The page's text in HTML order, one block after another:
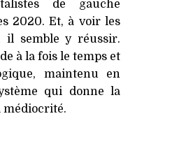
de gauche
2020. Et, à voir les
il semble y réussir.
à la fois le temps et
maintenu en
qui donne la
médiocrité.